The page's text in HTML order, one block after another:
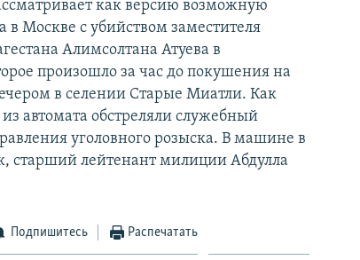
как версию возможную
в Москве с убийством заместителя
Алимсолтана Атуева в
произошло за час до покушения на
в селении Старые Миатли. Как
автомата обстреляли служебный
уголовного розыска. В машине в
старший лейтенант милиции Абдулла
Подпишитесь Распечатать